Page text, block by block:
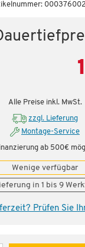
Alle Preise inkl. MwSt.
zzgl. Lieferung
Montage-Service
ab 500€
Wenige verfügbar
in 1 bis 9
Prüfen Sie